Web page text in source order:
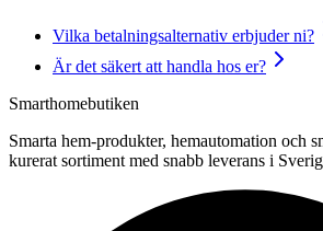
Vilka betalningsalternativ erbjuder ni?
Är det säkert att handla hos er?
Smarthomebutiken
Smarta hem-produkter, hemautomation och
kurerat sortiment med snabb leverans i